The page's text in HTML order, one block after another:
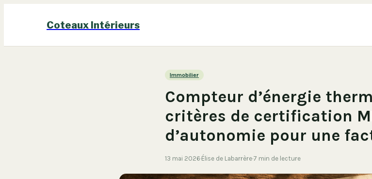
Coteaux Intérieurs
Immobilier
Compteur d’énergie
critères de certification
d’autonomie pour une
13 mai 2026·Élise de Labarrère·7 min de lecture